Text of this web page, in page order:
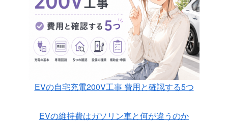
EVの自宅充電200V工事 費用と確認する5つ
EVの維持費はガソリン車と何が違うのか